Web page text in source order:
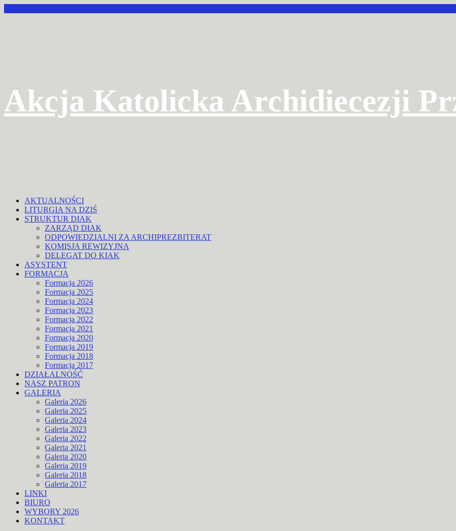
Akcja Katolicka Archidiecezji
AKTUALNOŚCI
LITURGIA NA DZIŚ
STRUKTUR DIAK
ZARZĄD DIAK
ODPOWIEDZIALNI ZA ARCHIPREZBITERAT
KOMISJA REWIZYJNA
DELEGAT DO KIAK
ASYSTENT
FORMACJA
Formacja 2026
Formacja 2025
Formacja 2024
Formacja 2023
Formacja 2022
Formacja 2021
Formacja 2020
Formacja 2019
Formacja 2018
Formacja 2017
DZIAŁALNOŚĆ
NASZ PATRON
GALERIA
Galeria 2026
Galeria 2025
Galeria 2024
Galeria 2023
Galeria 2022
Galeria 2021
Galeria 2020
Galeria 2019
Galeria 2018
Galeria 2017
LINKI
BIURO
WYBORY 2026
KONTAKT